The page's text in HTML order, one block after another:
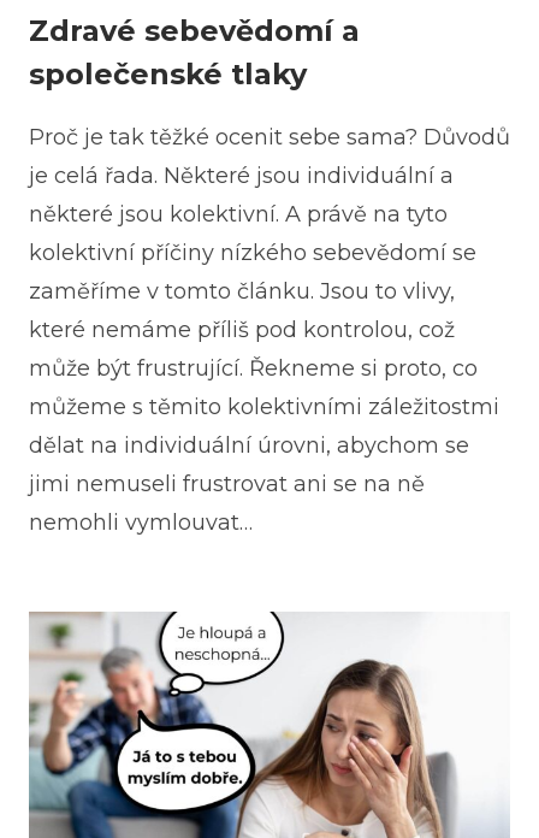
Zdravé sebevědomí a
společenské tlaky
Proč je tak těžké ocenit sebe sama? Důvodů
je celá řada. Některé jsou individuální a
některé jsou kolektivní. A právě na tyto
kolektivní příčiny nízkého sebevědomí se
zaměříme v tomto článku. Jsou to vlivy,
které nemáme příliš pod kontrolou, což
může být frustrující. Řekneme si proto, co
můžeme s těmito kolektivními záležitostmi
dělat na individuální úrovni, abychom se
jimi nemuseli frustrovat ani se na ně
nemohli vymlouvat…